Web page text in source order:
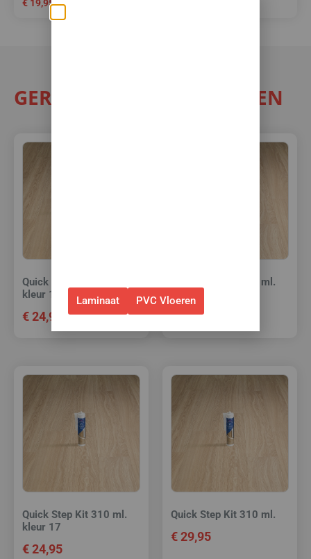
€ 19,95
GERELATEERDE PRODUCTEN
Quick Step Kit 310 ml.
kleur 15
€24,95
Quick Step Kit 310 ml.
€24,95
Quick Step Kit 310 ml.
kleur 17
€24,95
Quick Step Kit 310 ml.
€29,95
Laminaat PVC Vloeren